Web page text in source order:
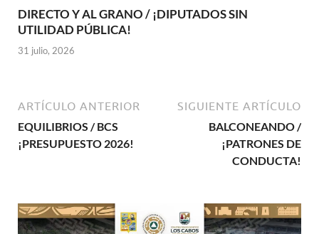
DIRECTO Y AL GRANO / ¡DIPUTADOS SIN
UTILIDAD PÚBLICA!
31 julio, 2026
ARTÍCULO ANTERIOR
EQUILIBRIOS / BCS
¡PRESUPUESTO 2026!
SIGUIENTE ARTÍCULO
BALCONEANDO /
¡PATRONES DE
CONDUCTA!